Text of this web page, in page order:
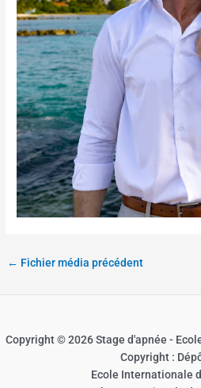
← Fichier média précédent
Copyright © 2026 Stage d'apnée -
Copyright :
Ecole Internationale